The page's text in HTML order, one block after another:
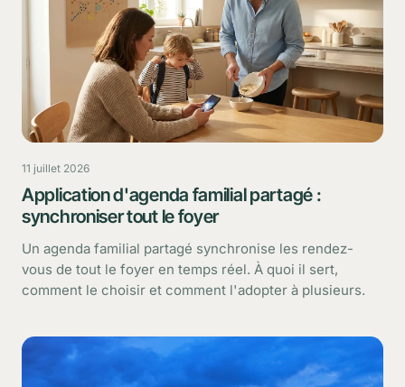
11 juillet 2026
Application d'agenda familial partagé :
synchroniser tout le foyer
Un agenda familial partagé synchronise les rendez-
vous de tout le foyer en temps réel. À quoi il sert,
comment le choisir et comment l'adopter à plusieurs.